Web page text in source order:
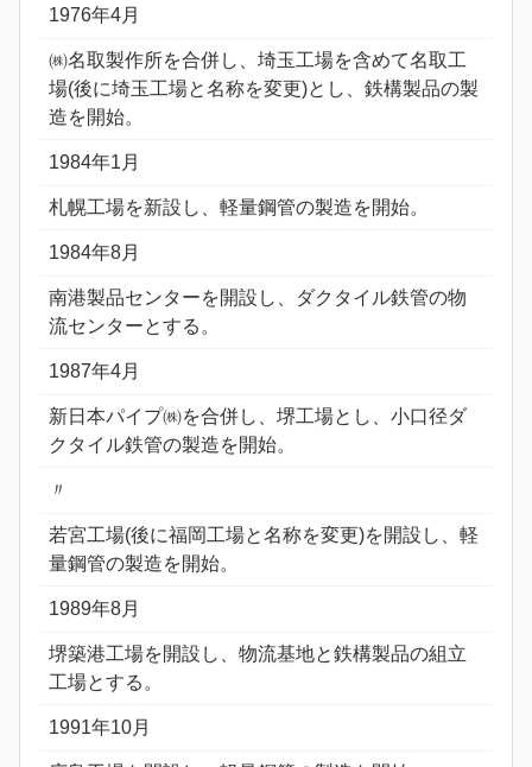
1976年4月
㈱名取製作所を合併し、埼玉工場を含めて名取工
場(後に埼玉工場と名称を変更)とし、鉄構製品の製
造を開始。
1984年1月
札幌工場を新設し、軽量鋼管の製造を開始。
1984年8月
南港製品センターを開設し、ダクタイル鉄管の物
流センターとする。
1987年4月
新日本パイプ㈱を合併し、堺工場とし、小口径ダ
クタイル鉄管の製造を開始。
〃
若宮工場(後に福岡工場と名称を変更)を開設し、軽
量鋼管の製造を開始。
1989年8月
堺築港工場を開設し、物流基地と鉄構製品の組立
工場とする。
1991年10月